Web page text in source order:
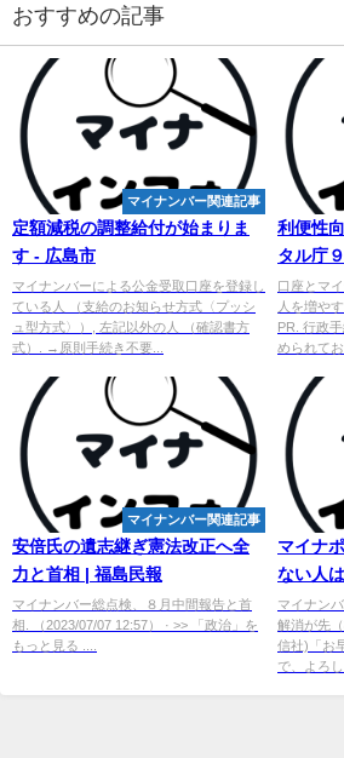
おすすめの記事
マイナンバー関連記事
定額減税の調整給付が始まりま
す - 広島市
マイナンバーによる公金受取口座を登録し
ている人 （支給のお知らせ方式〈プッシ
ュ型方式〉）, 左記以外の人 （確認書方
式）. →原則手続き不要...
利便性
タル庁
立
口座とマ
人を増や
PR. 行政
められて
マイナンバー関連記事
安倍氏の遺志継ぎ憲法改正へ全
力と首相 | 福島民報
マイナンバー総点検、８月中間報告と首
相. （2023/07/07 12:57） · >> 「政治」を
もっと見る ....
マイナ
ない人
窓口は
ス
マイナン
解消が先
信社)「お
で、よろ